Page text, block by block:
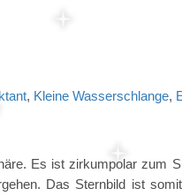
, Kleine Wasserschlange,
Es ist zirkumpolar zum
Das Sternbild ist